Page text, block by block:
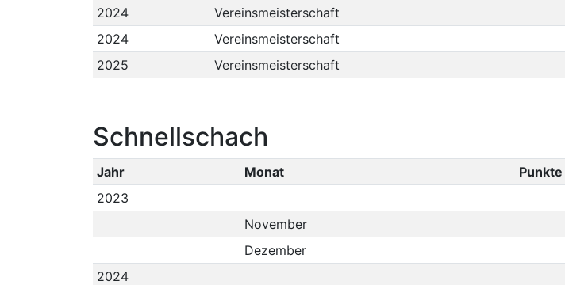
2024
Vereinsmeisterschaft
2024
Vereinsmeisterschaft
2025
Vereinsmeisterschaft
Schnellschach
Jahr Monat Punkte
2023
November
Dezember
2024